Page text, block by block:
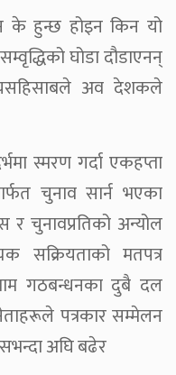
हुन्छ होइन किन यो
घोडा दौडाएनन्
अव देशकले
स्मरण गर्दा एकहप्ता
चुनाव सार्न भएका
चुनावप्रतिको अन्योल
सक्रियताको मतपत्र
गठबन्धनका दुबै दल
पत्रकार सम्मेलन
अघि बढेर